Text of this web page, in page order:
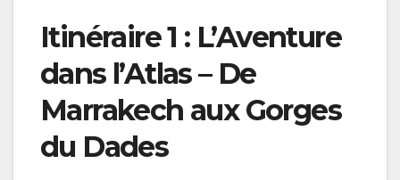
Itinéraire 1 : L’Aventure
dans l’Atlas – De
Marrakech aux Gorges
du Dades